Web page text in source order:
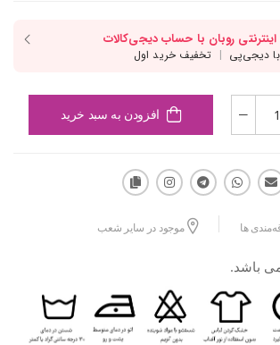
افزودن به سبد خرید
ها موجود در سایر شعب
باشد.